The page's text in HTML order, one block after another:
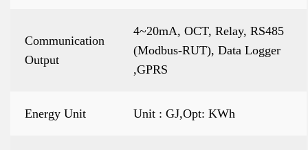
Communication
Output
4~20mA, OCT, Relay, RS485
(Modbus-RUT), Data Logger
,GPRS
Energy Unit Unit : GJ,Opt: KWh